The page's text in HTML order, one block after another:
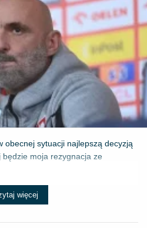
obecnej sytuacji najlepszą decyzją
moja rezygnacja ze
więcej